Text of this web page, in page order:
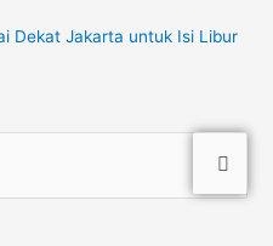
Dekat Jakarta untuk Isi Libur